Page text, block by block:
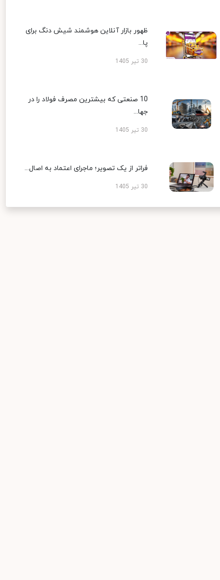
ظهور بازار آنلاین هوشمند شیش دنگ برای
پا...
30 تیر 1405
10 صنعتی که بیشترین مصرف فولاد را در
جها...
30 تیر 1405
فراتر از یک تصویر؛ ماجرای اعتماد به اصال...
30 تیر 1405